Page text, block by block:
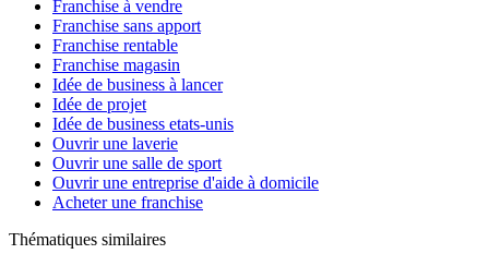
Franchise à vendre
Franchise sans apport
Franchise rentable
Franchise magasin
Idée de business à lancer
Idée de projet
Idée de business etats-unis
Ouvrir une laverie
Ouvrir une salle de sport
Ouvrir une entreprise d'aide à domicile
Acheter une franchise
Thématiques similaires